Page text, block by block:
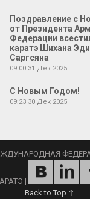
Поздравление с
от Президента
Федерации
каратэ Шихана
Саргсяна
09:00 31 Дек 2025
С Новым Годом!
09:23 30 Дек 2025
|
Back to Top ↑